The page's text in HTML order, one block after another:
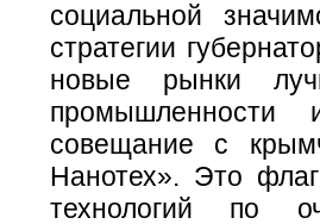
социальной
стратегии
новые рынки
промышленности
совещание с
Нанотех». Это
технологий по